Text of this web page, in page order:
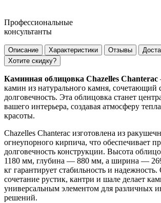
Профессиональные
консультанты
Описание Характеристики Отзывы
Хотите скидку?
Каминная облицовка Chazelles Chanterac
камин из натурального камня, сочетающий
долговечность. Эта облицовка станет
вашего интерьера, создавая атмосферу
красоты.
Chazelles Chanterac изготовлена из
огнеупорного кирпича, что обеспечивает
долговечность конструкции. Высота
1180 мм, глубина — 880 мм, а ширина —
кг гарантирует стабильность и
сочетание рустик, кантри и шале делает
универсальным элементом для различных
решений.